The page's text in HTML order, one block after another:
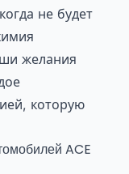
не будет
желания
которую
ACE